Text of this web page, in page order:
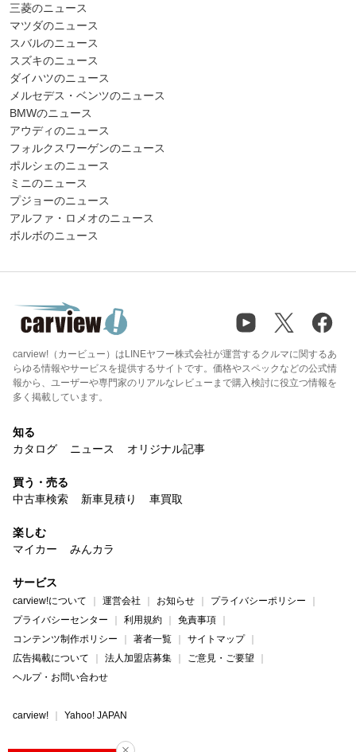
三菱のニュース
マツダのニュース
スバルのニュース
スズキのニュース
ダイハツのニュース
メルセデス・ベンツのニュース
BMWのニュース
アウディのニュース
フォルクスワーゲンのニュース
ポルシェのニュース
ミニのニュース
プジョーのニュース
アルファ・ロメオのニュース
ボルボのニュース
carview!（カービュー）はLINEヤフー株式会社が運営するクルマに関するあ
らゆる情報やサービスを提供するサイトです。価格やスペックなどの公式情
報から、ユーザーや専門家のリアルなレビューまで購入検討に役立つ情報を
多く掲載しています。
知る
カタログ
ニュース オリジナル記事
買う・売る
中古車検索
新車見積り 車買取
楽しむ
マイカー
みんカラ
サービス
carview!について 運営会社 お知らせ
プライバシーポリシー
プライバシーセンター
利用規約
免責事項
コンテンツ制作ポリシー
著者一覧
サイトマップ
広告掲載について
法人加盟店募集
ご意見・ご要望
ヘルプ・お問い合わせ
carview! Yahoo! JAPAN